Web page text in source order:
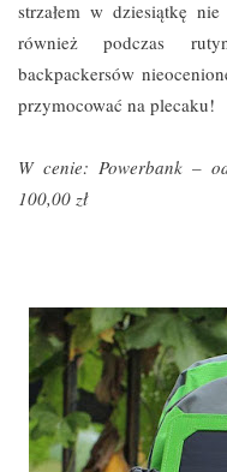
strzałem w dziesiątkę
również podczas
backpackersów
przymocować na plecaku!
W cenie: Powerbank –
100,00 zł